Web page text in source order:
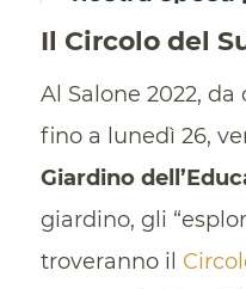
Il Circolo del
Al Salone 2022,
fino a lunedì 26,
Giardino
giardino, gli
troveranno il